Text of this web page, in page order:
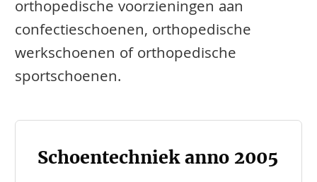
orthopedische voorzieningen aan
confectieschoenen, orthopedische
werkschoenen of orthopedische
sportschoenen.
Schoentechniek anno 2005